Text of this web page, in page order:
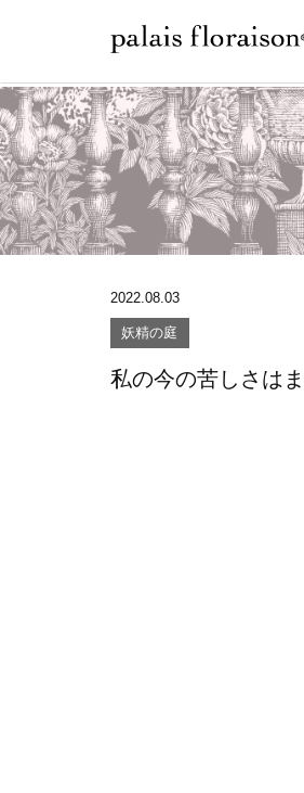
2022.08.03
妖精の庭
私の今の苦しさは